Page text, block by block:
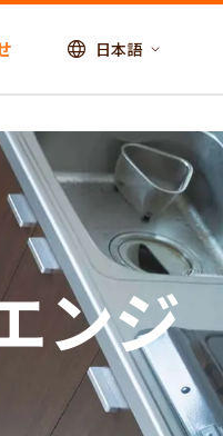
日本語
ンジ